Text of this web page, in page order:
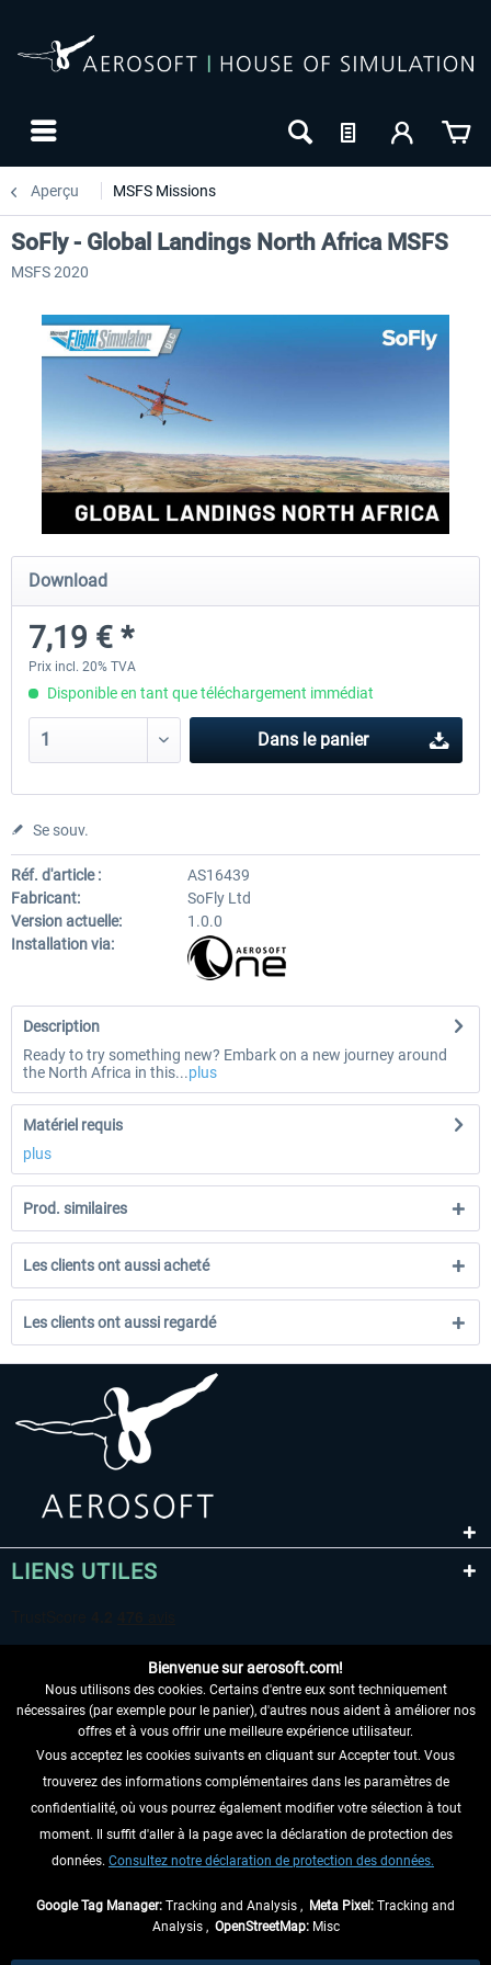
Aperçu MSFS Missions
Perfect Flight - Flying Germany MSFS
15,00 € *
SoFly - Global Landings North Africa MSFS
MSFS 2020
Download
7,19 € *
Prix incl. 20% TVA
Disponible en tant que téléchargement immédiat
Dans le panier
Se souv.
Réf. d'article :
AS16439
Fabricant:
SoFly Ltd
Version actuelle:
1.0.0
Installation via:
Description
Ready to try something new? Embark on a new journey around
the North Africa in this...plus
Matériel requis
plus
Prod. similaires
Les clients ont aussi acheté
Les clients ont aussi regardé
LIENS UTILES
RENONCER AU CONTRAT ICI
INFORMATIONS
NE MANQUEZ PAS LES DERNIÈRES
Bienvenue sur aerosoft.com!
Nous utilisons des cookies. Certains d'entre eux sont techniquement
nécessaires (par exemple pour le panier), d'autres nous aident à améliorer nos
offres et à vous offrir une meilleure expérience utilisateur.
Vous acceptez les cookies suivants en cliquant sur Accepter tout. Vous
trouverez des informations complémentaires dans les paramètres de
confidentialité, où vous pourrez également modifier votre sélection à tout
moment. Il suffit d'aller à la page avec la déclaration de protection des
données. Consultez notre déclaration de protection des données.
Google Tag Manager: Tracking and Analysis , Meta Pixel: Tracking and
Analysis , OpenStreetMap:Misc